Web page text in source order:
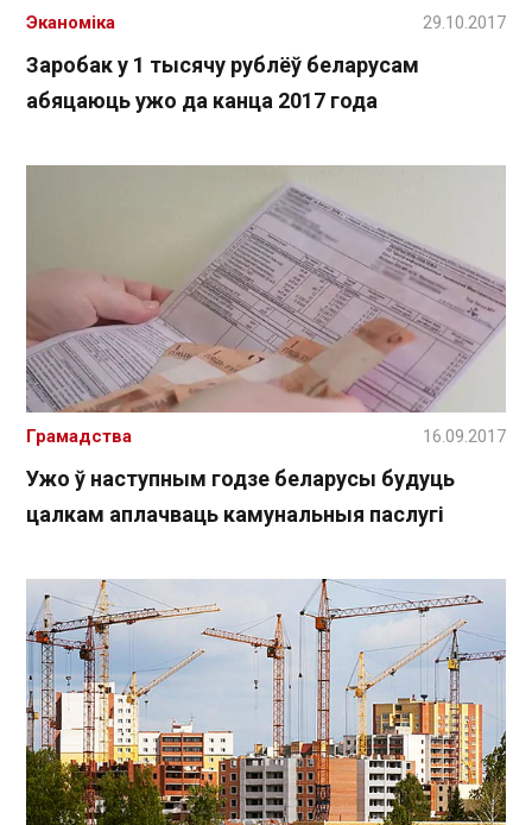
Заробак у 1 тысячу рублёў беларусам
абяцаюць ужо да канца 2017 года
Эканоміка 29.10.2017
Ужо ў наступным годзе беларусы будуць
цалкам аплачваць камунальныя паслугі
Грамадства 16.09.2017